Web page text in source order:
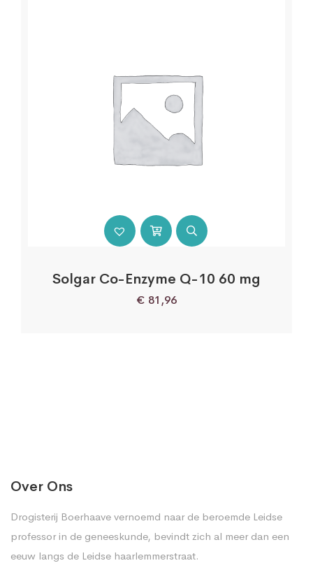
Solgar Co-Enzyme Q-10 60 mg
€ 81,96
Over Ons
Drogisterij Boerhaave vernoemd naar de beroemde Leidse
professor in de geneeskunde, bevindt zich al meer dan een
eeuw langs de Leidse haarlemmerstraat.